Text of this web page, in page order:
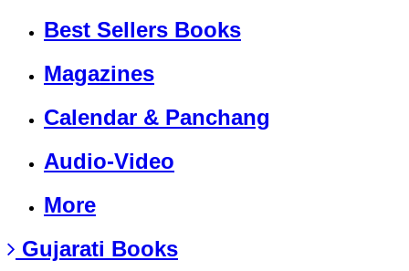
Best Sellers Books
Magazines
Calendar & Panchang
Audio-Video
More
Gujarati Books